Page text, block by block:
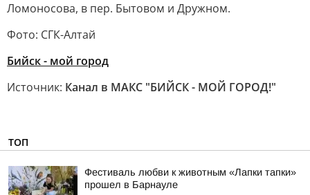
Ломоносова, в пер. Бытовом и Дружном.
Фото: СГК-Алтай
Бийск - мой город
Источник: Канал в МАКС "БИЙСК - МОЙ ГОРОД!"
ТОП
Фестиваль любви к животным «Лапки тапки»
прошел в Барнауле